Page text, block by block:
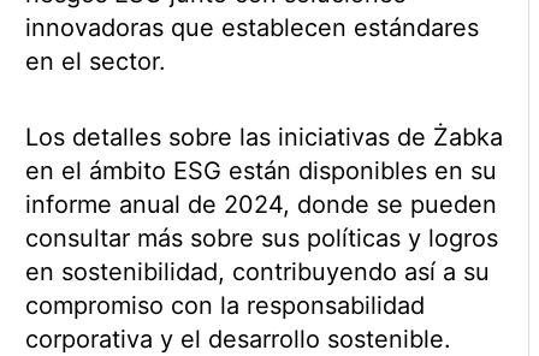
innovadoras que establecen estándares
en el sector.
Los detalles sobre las iniciativas de Żabka
en el ámbito ESG están disponibles en su
informe anual de 2024, donde se pueden
consultar más sobre sus políticas y logros
en sostenibilidad, contribuyendo así a su
compromiso con la responsabilidad
corporativa y el desarrollo sostenible.